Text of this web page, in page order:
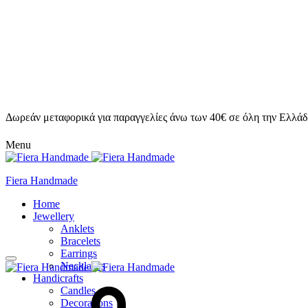
Δωρεάν μεταφορικά για παραγγελίες άνω των 40€ σε όλη την
Menu
Fiera Handmade
Home
Jewellery
Anklets
Bracelets
Earrings
Necklaces
Handicrafts
Candles
Decorations